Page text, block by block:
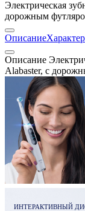
Электрическая
дорожным
Описание
Описание
Alabaster, с
ИНТЕРАКТИВНЫЙ